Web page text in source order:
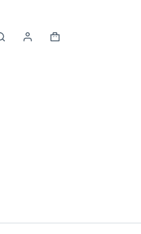
Panier